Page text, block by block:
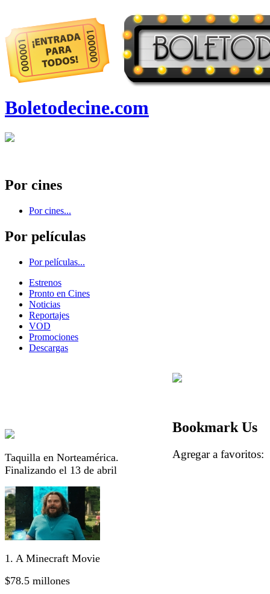
Boletodecine.com
Por cines
Por cines...
Por películas
Por películas...
Estrenos
Pronto en Cines
Noticias
Reportajes
VOD
Promociones
Descargas
Taquilla en Norteamérica.
Finalizando el 13 de abril
1. A Minecraft Movie
$78.5 millones
Bookmark Us
Agregar a